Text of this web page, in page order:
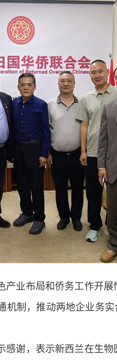
业布局和侨务工作开
制，推动两地企业务
谢，表示新西兰在生